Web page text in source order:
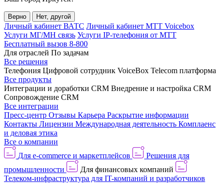
Верно Нет, другой
Личный кабинет ВАТС Личный кабинет МТТ Voicebox
Услуги МГ/МН связь Услуги IP-телефония от МТТ
Бесплатный вызов 8-800
Для отраслей По задачам
Все решения
Телефония Цифровой сотрудник VoiceBox Telecom платформа
Все продукты
Интеграции и доработки CRM Внедрение и настройка CRM
Сопровождение CRM
Все интеграции
Пресс-центр Отзывы Карьера Раскрытие информации
Контакты Лицензии Международная деятельность Комплаенс
и деловая этика
Все о компании
Для e-commerce и маркетплейсов
Решения для
промышленности
Для финансовых компаний
Телеком-инфраструктура для IT-компаний и разработчиков